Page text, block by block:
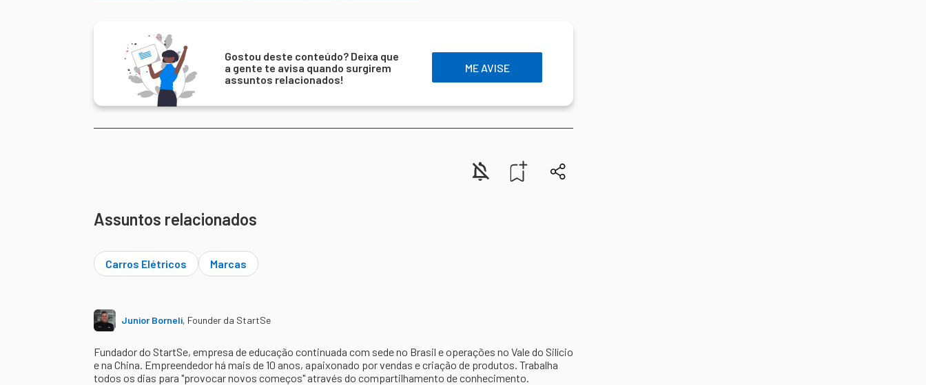
Gostou deste conteúdo? Deixa que
a gente te avisa quando surgirem
assuntos relacionados!
ME AVISE
Assuntos relacionados
Carros Elétricos Marcas
Junior Borneli, Founder da StartSe
Fundador do StartSe, empresa de educação continuada com sede no Brasil e operações no Vale do Silício
e na China. Empreendedor há mais de 10 anos, apaixonado por vendas e criação de produtos. Trabalha
todos os dias para "provocar novos começos" através do compartilhamento de conhecimento.